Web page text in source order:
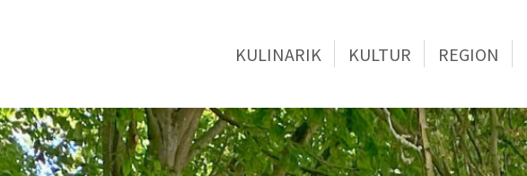
KULINARIK KULTUR REGION